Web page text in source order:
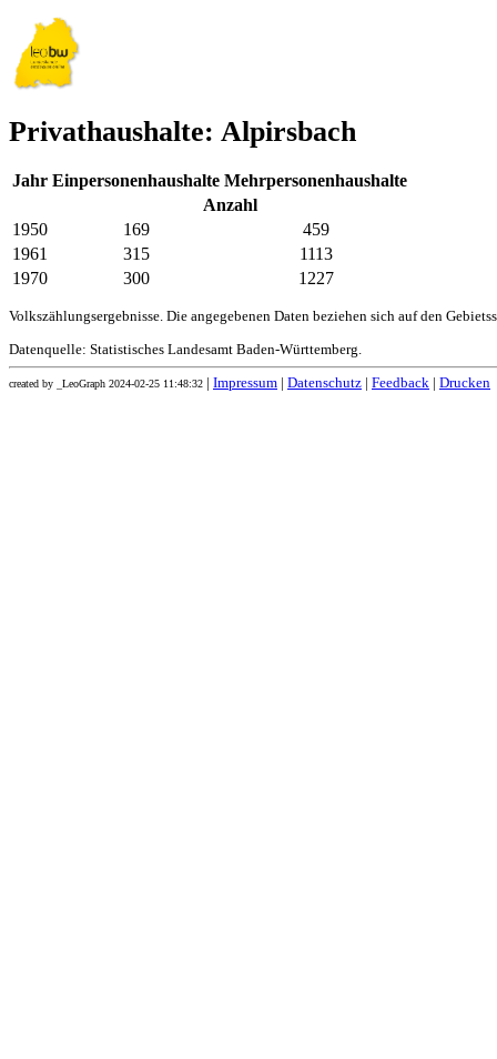
Privathaushalte: Alpirsbach
Jahr Einpersonenhaushalte Mehrpersonenhaushalte
Anzahl
1950
169
459
1961
315
1113
1970
300 1227
Volkszählungsergebnisse. Die angegebenen Daten beziehen sich auf den
Datenquelle: Statistisches Landesamt Baden-Württemberg.
created by _LeoGraph 2024-02-25 11:48:32 Impressum Datenschutz Feedback Drucken